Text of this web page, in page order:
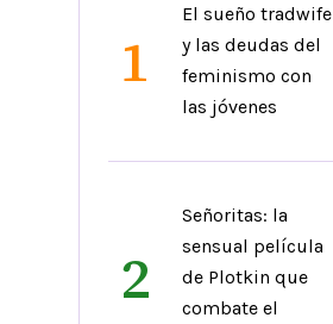
1
El sueño tradwife
y las deudas del
feminismo con
las jóvenes
2
Señoritas: la
sensual película
de Plotkin que
combate el